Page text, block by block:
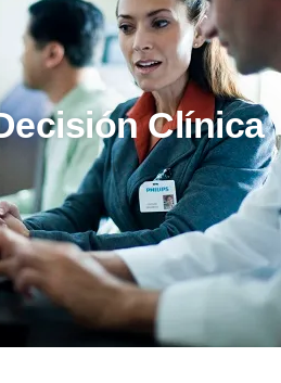
Clínica